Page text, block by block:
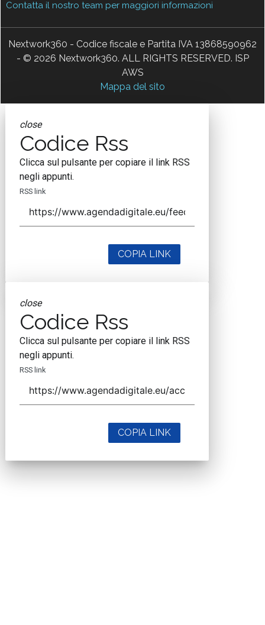
Contatta il nostro team per maggiori informazioni
Nextwork360 - Codice fiscale e Partita IVA 13868590962
- © 2026 Nextwork360. ALL RIGHTS RESERVED. ISP
AWS
Mappa del sito
close
Codice Rss
Clicca sul pulsante per copiare il link RSS
negli appunti.
RSS link
COPIA LINK
close
Codice Rss
Clicca sul pulsante per copiare il link RSS
negli appunti.
RSS link
COPIA LINK